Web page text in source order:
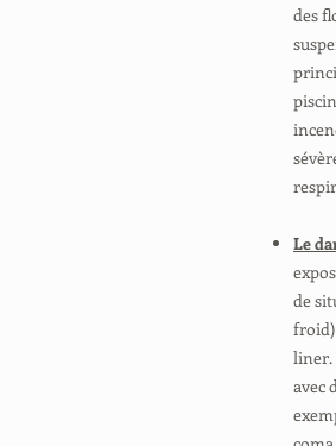
des
Le
de
froid)
liner.
avec